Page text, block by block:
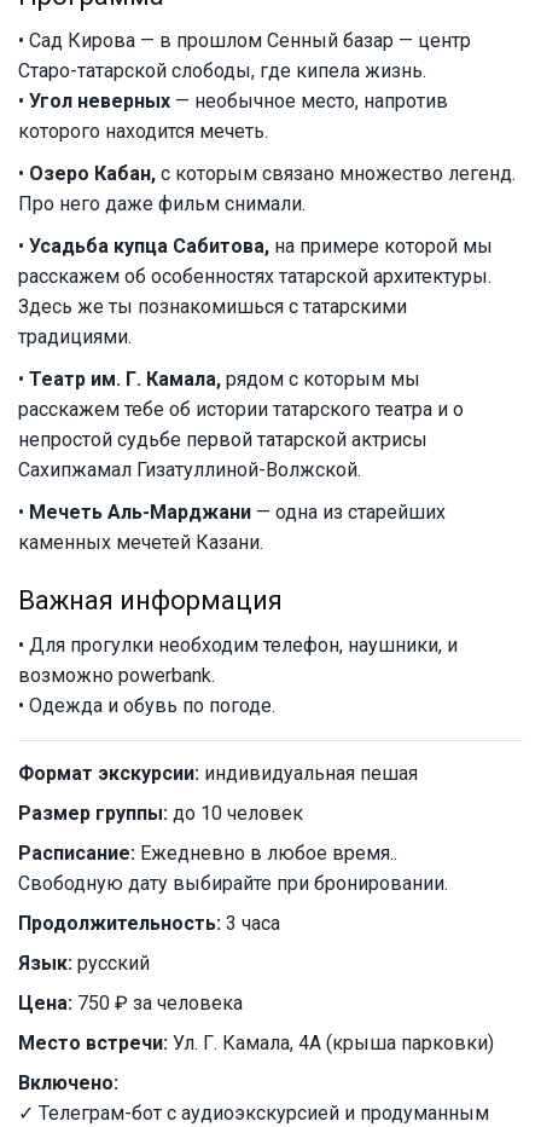
• Сад Кирова — в прошлом Сенный базар — центр
Старо-татарской слободы, где кипела жизнь.
• Угол неверных — необычное место, напротив
которого находится мечеть.
• Озеро Кабан, с которым связано множество легенд.
Про него даже фильм снимали.
• Усадьба купца Сабитова, на примере которой мы
расскажем об особенностях татарской архитектуры.
Здесь же ты познакомишься с татарскими
традициями.
• Театр им. Г. Камала, рядом с которым мы
расскажем тебе об истории татарского театра и о
непростой судьбе первой татарской актрисы
Сахипжамал Гизатуллиной-Волжской.
• Мечеть Аль-Марджани — одна из старейших
каменных мечетей Казани.
Важная информация
• Для прогулки необходим телефон, наушники, и
возможно powerbank.
• Одежда и обувь по погоде.
Формат экскурсии: индивидуальная пешая
Размер группы: до 10 человек
Расписание: Ежедневно в любое время..
Свободную дату выбирайте при бронировании.
Продолжительность: 3 часа
Язык: русский
Цена: 750 ₽ за человека
Место встречи: Ул. Г. Камала, 4А (крыша парковки)
Включено:
✓ Телеграм-бот с аудиоэкскурсией и продуманным